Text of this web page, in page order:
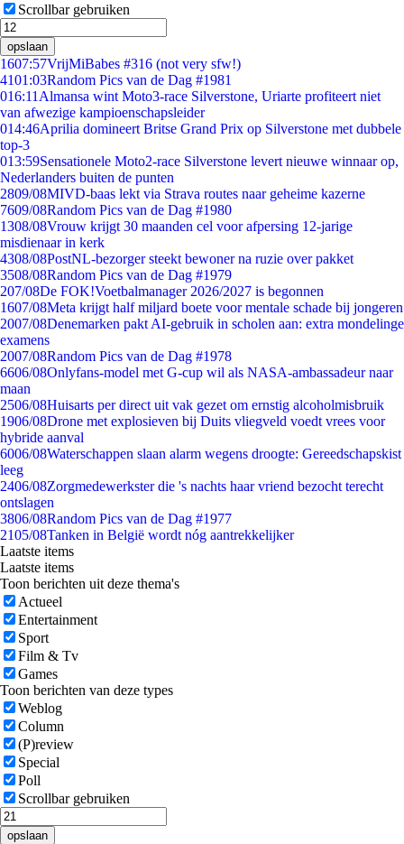
Scrollbar gebruiken
opslaan
1607:57VrijMiBabes #316 (not very sfw!)
4101:03Random Pics van de Dag #1981
016:11 Almansa wint Moto3-race Silverstone, Uriarte profiteert niet
van afwezige kampioenschapsleider
014:46Aprilia domineert Britse Grand Prix op Silverstone met dubbele
top-3
013:59Sensationele Moto2-race Silverstone levert nieuwe winnaar op,
Nederlanders buiten de punten
2809/08MIVD-baas lekt via Strava routes naar geheime kazerne
7609/08Random Pics van de Dag #1980
1308/08Vrouw krijgt 30 maanden cel voor afpersing 12-jarige
misdienaar in kerk
4308/08PostNL-bezorger steekt bewoner na ruzie over pakket
3508/08Random Pics van de Dag #1979
207/08De FOK!Voetbalmanager 2026/2027 is begonnen
1607/08Meta krijgt half miljard boete voor mentale schade bij jongeren
2007/08Denemarken pakt AI-gebruik in scholen aan: extra mondelinge
examens
2007/08Random Pics van de Dag #1978
6606/08Onlyfans-model met G-cup wil als NASA-ambassadeur naar
maan
2506/08Huisarts per direct uit vak gezet om ernstig alcoholmisbruik
1906/08Drone met explosieven bij Duits vliegveld voedt vrees voor
hybride aanval
6006/08Waterschappen slaan alarm wegens droogte: Gereedschapskist
leeg
2406/08Zorgmedewerkster die 's nachts haar vriend bezocht terecht
ontslagen
3806/08Random Pics van de Dag #1977
2105/08Tanken in België wordt nóg aantrekkelijker
Laatste items
Laatste items
Toon berichten uit deze thema's
Actueel
Entertainment
Sport
Film & Tv
Games
Toon berichten van deze types
Weblog
Column
(P)review
Special
Poll
Scrollbar gebruiken
opslaan